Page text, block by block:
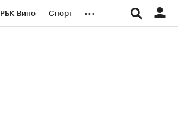
РБК Вино Спорт ...